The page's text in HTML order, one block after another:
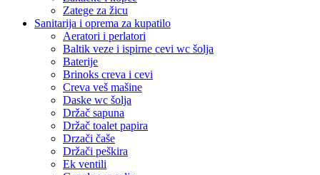
Zatege za žicu
Sanitarija i oprema za kupatilo
Aeratori i perlatori
Baltik veze i ispirne cevi wc šolja
Baterije
Brinoks creva i cevi
Creva veš mašine
Daske wc šolja
Držač sapuna
Držač toalet papira
Drzači čaše
Držači peškira
Ek ventili